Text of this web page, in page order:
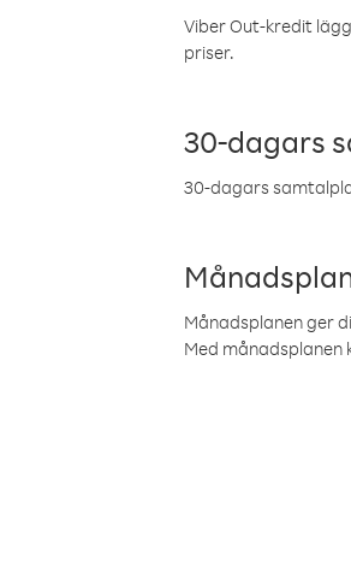
Viber Out-kredit
priser.
30-dagars
30-dagars
Månadsplanen ger
Med månadsplanen